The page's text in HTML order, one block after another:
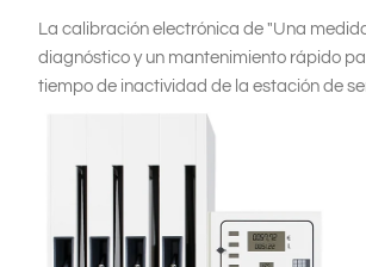
La calibración electrónica de "Una
diagnóstico y un mantenimiento rápido
tiempo de inactividad de la estación de